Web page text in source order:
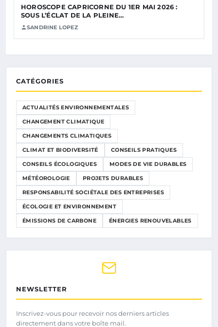
HOROSCOPE CAPRICORNE DU 1ER MAI 2026 :
SOUS L’ÉCLAT DE LA PLEINE…
SANDRINE LOPEZ
CATÉGORIES
ACTUALITÉS ENVIRONNEMENTALES
CHANGEMENT CLIMATIQUE
CHANGEMENTS CLIMATIQUES
CLIMAT ET BIODIVERSITÉ CONSEILS PRATIQUES
CONSEILS ÉCOLOGIQUES MODES DE VIE DURABLES
MÉTÉOROLOGIE PROJETS DURABLES
RESPONSABILITÉ SOCIÉTALE DES ENTREPRISES
ÉCOLOGIE ET ENVIRONNEMENT
ÉMISSIONS DE CARBONE ÉNERGIES RENOUVELABLES
NEWSLETTER
Inscrivez-vous pour recevoir nos derniers articles
directement dans votre boîte mail.